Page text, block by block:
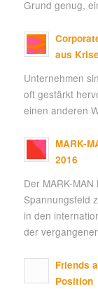
Grund genug,
aus
Unternehmen
oft gestärkt
einen anderen
MARK-
2016
Der MARK-
Spannungsfeld
in den
der
Friends
Position